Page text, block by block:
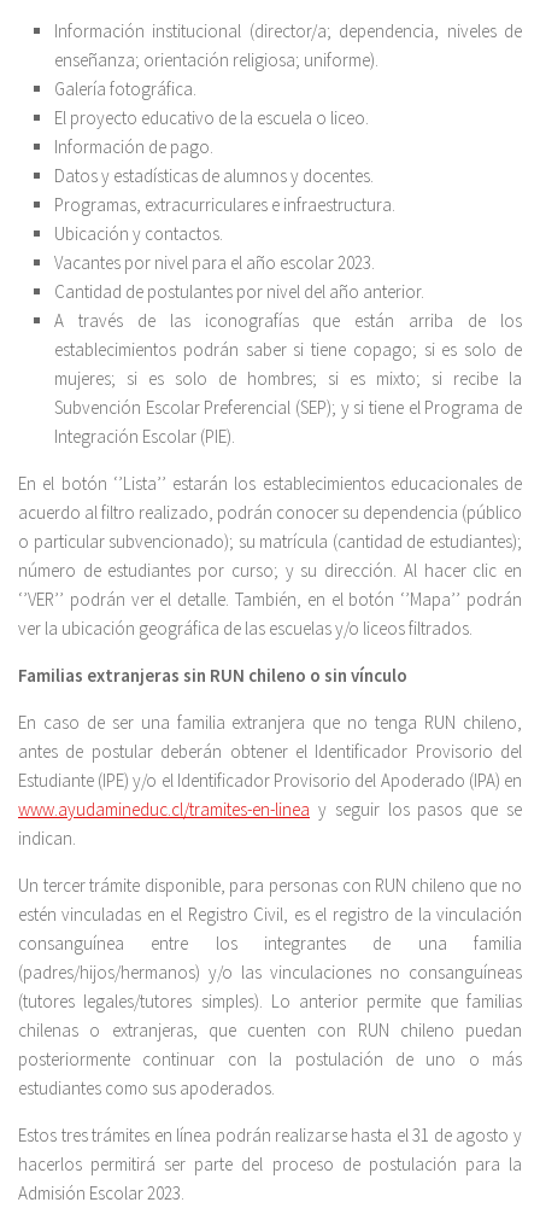
Información institucional (director/a; dependencia, niveles de
enseñanza; orientación religiosa; uniforme).
Galería fotográfica.
El proyecto educativo de la escuela o liceo.
Información de pago.
Datos y estadísticas de alumnos y docentes.
Programas, extracurriculares e infraestructura.
Ubicación y contactos.
Vacantes por nivel para el año escolar 2023.
Cantidad de postulantes por nivel del año anterior.
A través de las iconografías que están arriba de los
establecimientos podrán saber si tiene copago; si es solo de
mujeres; si es solo de hombres; si es mixto; si recibe la
Subvención Escolar Preferencial (SEP); y si tiene el Programa de
Integración Escolar (PIE).
En el botón ‘’Lista’’ estarán los establecimientos educacionales de
acuerdo al filtro realizado, podrán conocer su dependencia (público
o particular subvencionado); su matrícula (cantidad de estudiantes);
número de estudiantes por curso; y su dirección. Al hacer clic en
‘’VER’’ podrán ver el detalle. También, en el botón ‘’Mapa’’ podrán
ver la ubicación geográfica de las escuelas y/o liceos filtrados.
Familias extranjeras sin RUN chileno o sin vínculo
En caso de ser una familia extranjera que no tenga RUN chileno,
antes de postular deberán obtener el Identificador Provisorio del
Estudiante (IPE) y/o el Identificador Provisorio del Apoderado (IPA) en
www.ayudamineduc.cl/tramites-en-linea y seguir los pasos que se
indican.
Un tercer trámite disponible, para personas con RUN chileno que no
estén vinculadas en el Registro Civil, es el registro de la vinculación
consanguínea entre los integrantes de una familia
(padres/hijos/hermanos) y/o las vinculaciones no consanguíneas
(tutores legales/tutores simples). Lo anterior permite que familias
chilenas o extranjeras, que cuenten con RUN chileno puedan
posteriormente continuar con la postulación de uno o más
estudiantes como sus apoderados.
Estos tres trámites en línea podrán realizarse hasta el 31 de agosto y
hacerlos permitirá ser parte del proceso de postulación para la
Admisión Escolar 2023.